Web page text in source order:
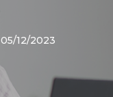
05/12/2023